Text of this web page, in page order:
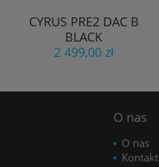
CYRUS PRE2 DAC B
BLACK
2 499,00 zł
O nas
O nas
Kontakt